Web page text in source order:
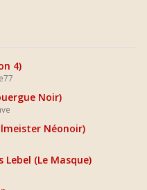
4)
Noir)
Néonoir)
Lebel (Le Masque)